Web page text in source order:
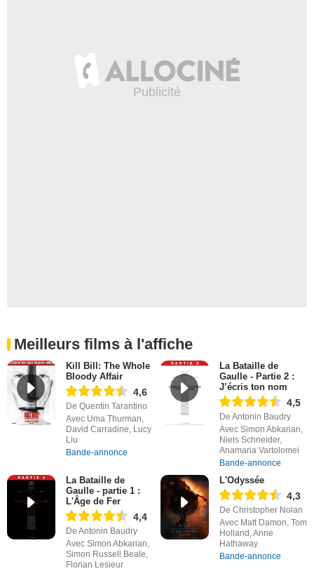
Meilleurs films à l'affiche
Kill Bill: The Whole
Bloody Affair
4,6
De Quentin Tarantino
Avec Uma Thurman,
David Carradine, Lucy
Liu
Bande-annonce
La Bataille de
Gaulle - Partie 2 :
J’écris ton nom
4,5
De Antonin Baudry
Avec Simon Abkarian,
Niels Schneider,
Anamaria Vartolomei
Bande-annonce
La Bataille de
Gaulle - partie 1 :
L'Âge de Fer
4,4
De Antonin Baudry
Avec Simon Abkarian,
Simon Russell Beale,
Florian Lesieur
L'Odyssée
4,3
De Christopher Nolan
Avec Matt Damon, Tom
Holland, Anne
Hathaway
Bande-annonce